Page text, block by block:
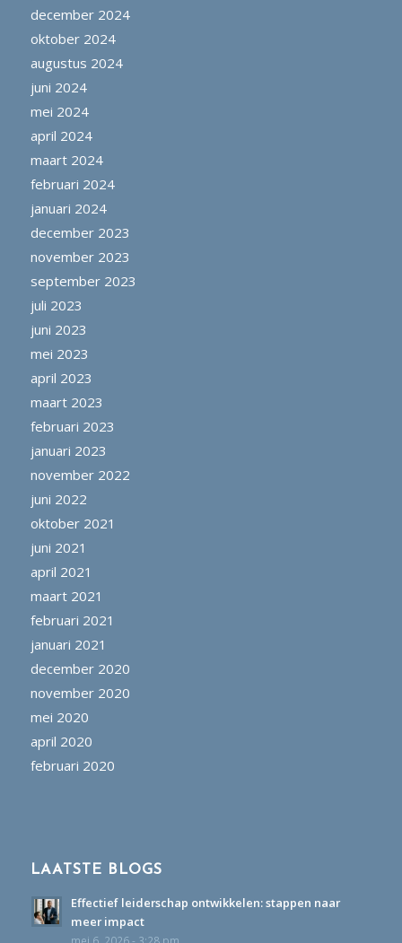
december 2024
oktober 2024
augustus 2024
juni 2024
mei 2024
april 2024
maart 2024
februari 2024
januari 2024
december 2023
november 2023
september 2023
juli 2023
juni 2023
mei 2023
april 2023
maart 2023
februari 2023
januari 2023
november 2022
juni 2022
oktober 2021
juni 2021
april 2021
maart 2021
februari 2021
januari 2021
december 2020
november 2020
mei 2020
april 2020
februari 2020
LAATSTE BLOGS
Effectief leiderschap ontwikkelen: stappen naar
meer impact
mei 6, 2026 - 3:28 pm